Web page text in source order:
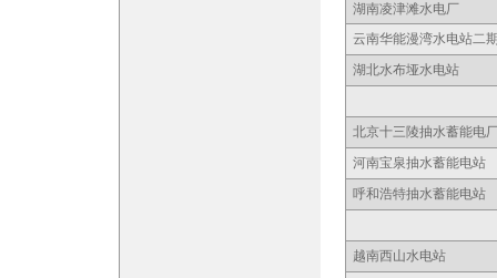
湖南凌津滩水电厂
云南华能漫湾水电站二
湖北水布垭水电站
北京十三陵抽水蓄能电
河南宝泉抽水蓄能电站
呼和浩特抽水蓄能电站
越南西山水电站